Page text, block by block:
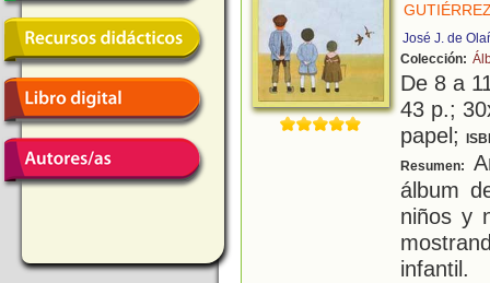
José J. de
Colección:
De 8 a
43 p.;
papel;
Resumen:
álbum
niños y
infantil.